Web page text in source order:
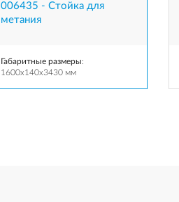
006435 - Стойка для
метания
Габаритные размеры:
1600x140x3430 мм